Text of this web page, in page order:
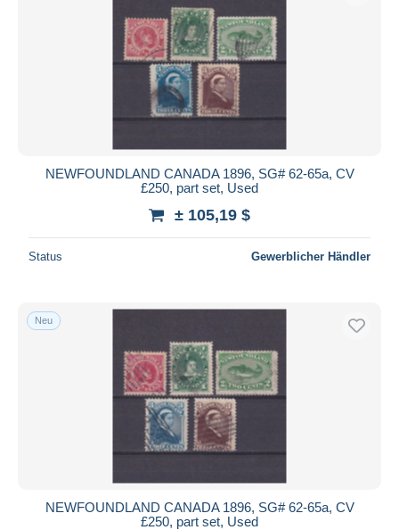
NEWFOUNDLAND CANADA 1896, SG# 62-65a, CV
£250, part set, Used
± 105,19 $
Status Gewerblicher Händler
Neu
NEWFOUNDLAND CANADA 1896, SG# 62-65a, CV
£250, part set, Used